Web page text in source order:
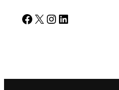
Facebook X Instagram LinkedIn